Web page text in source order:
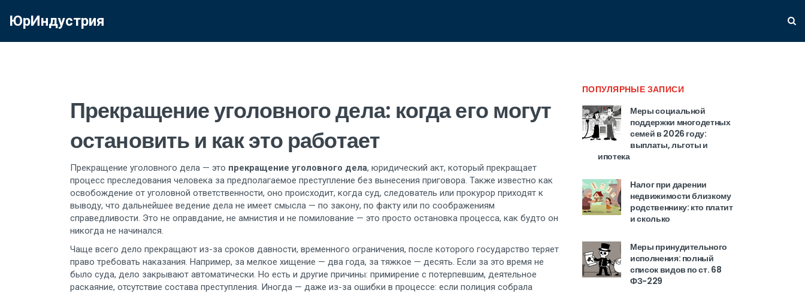
ЮрИндустрия
Прекращение уголовного дела: когда его могут
остановить и как это работает
Прекращение уголовного дела — это прекращение уголовного дела, юридический акт, который прекращает
процесс преследования человека за предполагаемое преступление без вынесения приговора. Также известно как
освобождение от уголовной ответственности, оно происходит, когда суд, следователь или прокурор приходят к
выводу, что дальнейшее ведение дела не имеет смысла — по закону, по факту или по соображениям
справедливости. Это не оправдание, не амнистия и не помилование — это просто остановка процесса, как будто он
никогда не начинался.
Чаще всего дело прекращают из-за сроков давности, временного ограничения, после которого государство теряет
право требовать наказания. Например, за мелкое хищение — два года, за тяжкое — десять. Если за это время не
было суда, дело закрывают автоматически. Но есть и другие причины: примирение с потерпевшим, деятельное
раскаяние, отсутствие состава преступления. Иногда — даже из-за ошибки в процессе: если полиция собрала
ПОПУЛЯРНЫЕ ЗАПИСИ
Меры социальной
поддержки многодетных
семей в 2026 году:
выплаты, льготы и
ипотека
Налог при дарении
недвижимости близкому
родственнику: кто платит
и сколько
Меры принудительного
исполнения: полный
список видов по ст. 68
ФЗ-229